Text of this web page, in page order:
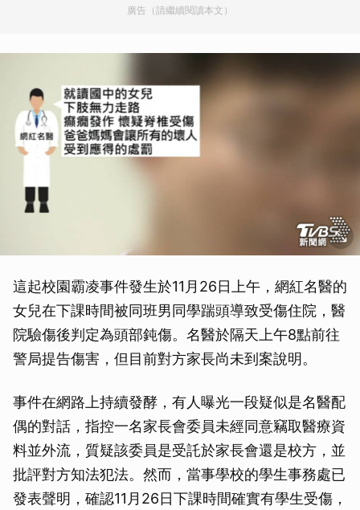
廣告（請繼續閱讀本文）
這起校園霸凌事件發生於11月26日上午，網紅名醫的
女兒在下課時間被同班男同學踹頭導致受傷住院，醫
院驗傷後判定為頭部鈍傷。名醫於隔天上午8點前往
警局提告傷害，但目前對方家長尚未到案說明。
事件在網路上持續發酵，有人曝光一段疑似是名醫配
偶的對話，指控一名家長會委員未經同意竊取醫療資
料並外流，質疑該委員是受託於家長會還是校方，並
批評對方知法犯法。然而，當事學校的學生事務處已
發表聲明，確認11月26日下課時間確實有學生受傷，